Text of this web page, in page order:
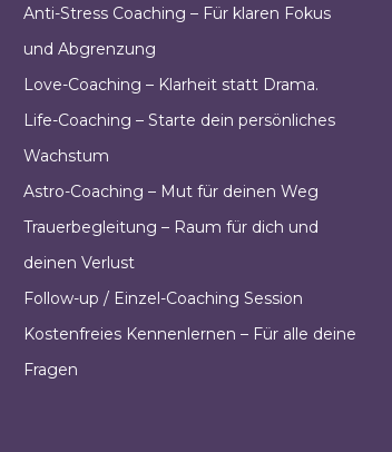
Anti-Stress Coaching – Für klaren Fokus
und Abgrenzung
Love-Coaching – Klarheit statt Drama.
Life-Coaching – Starte dein persönliches
Wachstum
Astro-Coaching – Mut für deinen Weg
Trauerbegleitung – Raum für dich und
deinen Verlust
Follow-up / Einzel-Coaching Session
Kostenfreies Kennenlernen – Für alle deine
Fragen